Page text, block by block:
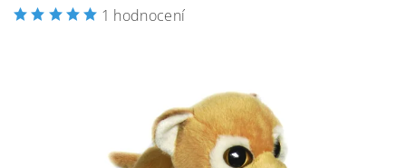
1 hodnocení